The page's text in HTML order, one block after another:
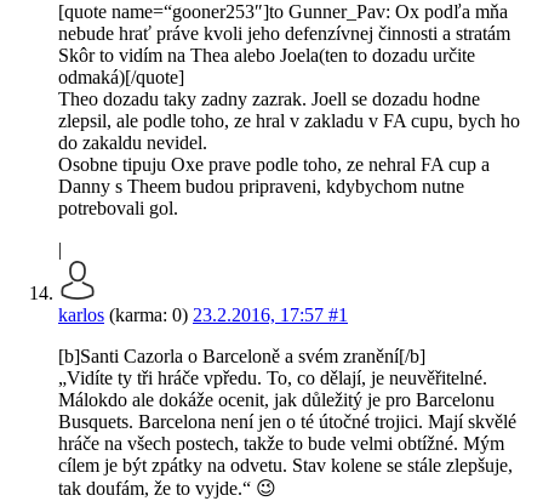
[quote name=“gooner253″]to Gunner_Pav: Ox podľa mňa
nebude hrať práve kvoli jeho defenzívnej činnosti a stratám
Skôr to vidím na Thea alebo Joela(ten to dozadu určite
odmaká)[/quote]
Theo dozadu taky zadny zazrak. Joell se dozadu hodne
zlepsil, ale podle toho, ze hral v zakladu v FA cupu, bych ho
do zakaldu nevidel.
Osobne tipuju Oxe prave podle toho, ze nehral FA cup a
Danny s Theem budou pripraveni, kdybychom nutne
potrebovali gol.
|
karlos (karma: 0) 23.2.2016, 17:57 #1
[b]Santi Cazorla o Barceloně a svém zranění[/b]
„Vidíte ty tři hráče vpředu. To, co dělají, je neuvěřitelné.
Málokdo ale dokáže ocenit, jak důležitý je pro Barcelonu
Busquets. Barcelona není jen o té útočné trojici. Mají skvělé
hráče na všech postech, takže to bude velmi obtížné. Mým
cílem je být zpátky na odvetu. Stav kolene se stále zlepšuje,
tak doufám, že to vyjde.“ 😉